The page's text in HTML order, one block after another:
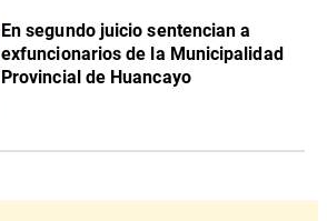
En segundo juicio sentencian a
exfuncionarios de la Municipalidad
Provincial de Huancayo